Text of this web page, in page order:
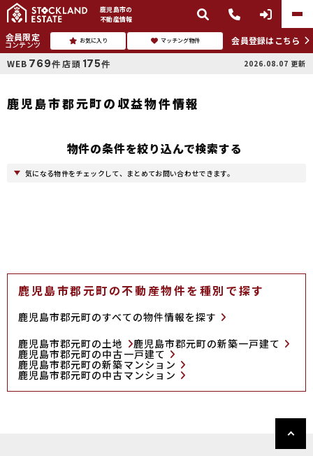
鹿児島市の
不動産情報
会員限定
コンテンツ お気に入り マッチング物件
会員登録はこちら
WEB 769件 店頭 175件 2026.08.07 更新
鹿児島市郡元町の収益物件情報
物件の条件を絞り込んで検索する
気になる物件をチェックして、まとめてお問い合わせできます。
鹿児島市郡元町の不動産物件を種別で探す
鹿児島市郡元町のすべての物件情報を探す
鹿児島市郡元町の土地
鹿児島市郡元町の新築一戸建て
鹿児島市郡元町の中古一戸建て
鹿児島市郡元町の新築マンション
鹿児島市郡元町の中古マンション